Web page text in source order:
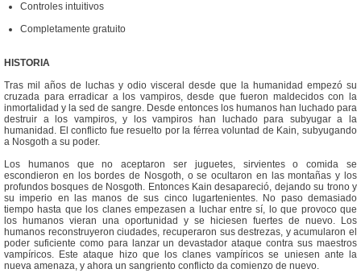
Controles intuitivos
Completamente gratuito
HISTORIA
Tras mil años de luchas y odio visceral desde que la humanidad empezó su
cruzada para erradicar a los vampiros, desde que fueron maldecidos con la
inmortalidad y la sed de sangre. Desde entonces los humanos han luchado para
destruir a los vampiros, y los vampiros han luchado para subyugar a la
humanidad. El conflicto fue resuelto por la férrea voluntad de Kain, subyugando
a Nosgoth a su poder.
Los humanos que no aceptaron ser juguetes, sirvientes o comida se
escondieron en los bordes de Nosgoth, o se ocultaron en las montañas y los
profundos bosques de Nosgoth. Entonces Kain desapareció, dejando su trono y
su imperio en las manos de sus cinco lugartenientes. No paso demasiado
tiempo hasta que los clanes empezasen a luchar entre sí, lo que provoco que
los humanos vieran una oportunidad y se hiciesen fuertes de nuevo. Los
humanos reconstruyeron ciudades, recuperaron sus destrezas, y acumularon el
poder suficiente como para lanzar un devastador ataque contra sus maestros
vampíricos. Este ataque hizo que los clanes vampíricos se uniesen ante la
nueva amenaza, y ahora un sangriento conflicto da comienzo de nuevo.